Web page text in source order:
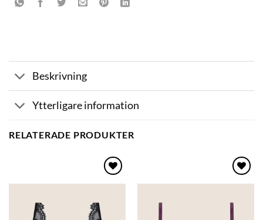
Beskrivning
Ytterligare information
RELATERADE PRODUKTER
till i
önskelistan
till i